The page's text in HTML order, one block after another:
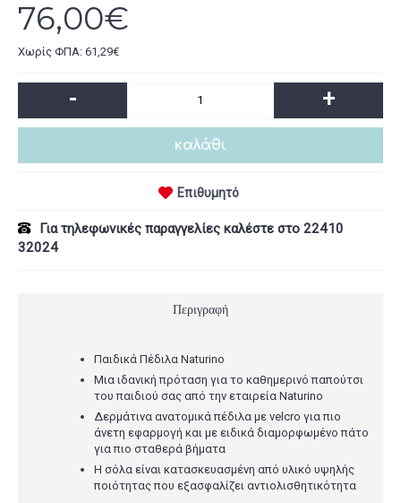
76,00€
Χωρίς ΦΠΑ: 61,29€
- +
καλάθι
Επιθυμητό
Για τηλεφωνικές παραγγελίες καλέστε στο 22410
32024
Περιγραφή
Παιδικά Πέδιλα Naturino
Μια ιδανική πρόταση για το καθημερινό παπούτσι
του παιδιού σας από την εταιρεία Naturino
Δερμάτινα ανατομικά πέδιλα με velcro για πιο
άνετη εφαρμογή και με ειδικά διαμορφωμένο πάτο
για πιο σταθερά βήματα
Η σόλα είναι κατασκευασμένη από υλικό υψηλής
ποιότητας που εξασφαλίζει αντιολισθητικότητα